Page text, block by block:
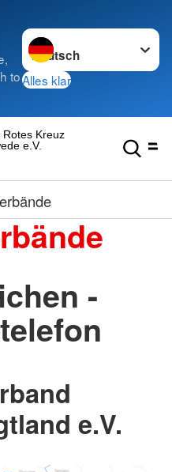
to
Sprache wechseln zu
Alles klar
e.V.
Rotes Kreuz
-
e.V.